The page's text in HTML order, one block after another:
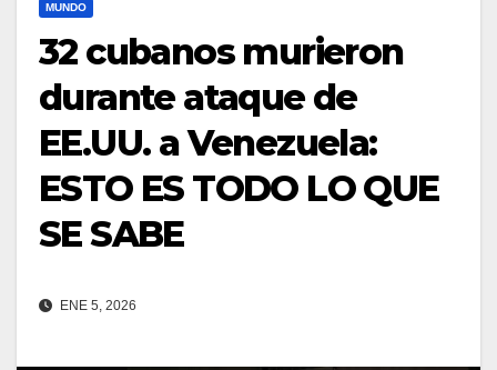
MUNDO
32 cubanos murieron
durante ataque de
EE.UU. a Venezuela:
ESTO ES TODO LO QUE
SE SABE
ENE 5, 2026